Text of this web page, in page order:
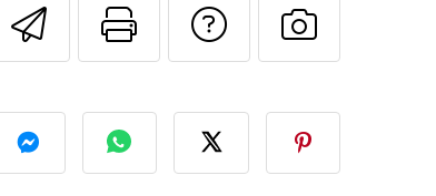
Trimite unui prieten
Printează pagina
Adresează